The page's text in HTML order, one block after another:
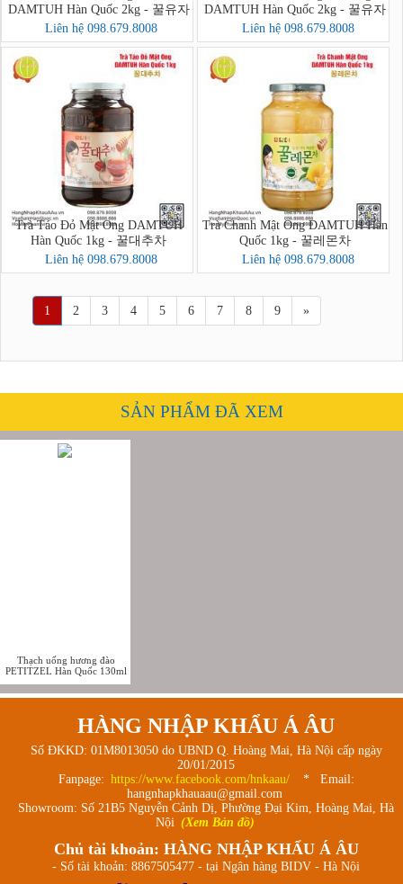
DAMTUH Hàn Quốc 2kg - 꿀유자
차A
Liên hệ 098.679.8008
DAMTUH Hàn Quốc 2kg - 꿀유자
차
Liên hệ 098.679.8008
Trà Táo Đỏ Mật Ong DAMTUH
Hàn Quốc 1kg - 꿀대추차
Liên hệ 098.679.8008
Trà Chanh Mật Ong DAMTUH Hàn
Quốc 1kg - 꿀레몬차
Liên hệ 098.679.8008
1 2 3 4 5 6 7 8 9 »
SẢN PHẨM ĐÃ XEM
Thạch uống hương đào
PETITZEL Hàn Quốc 130ml
HÀNG NHẬP KHẨU Á ÂU
Số ĐKKD: 01M8013050 do UBND Q. Hoàng Mai, Hà Nội cấp ngày
20/01/2015
Fanpage: https://www.facebook.com/hnkaau/
* Email:
hangnhapkhauaau@gmail.com
Showroom: Số 21B5 Nguyễn Cảnh Dị, Phường Đại Kim, Hoàng Mai, Hà
Nội (Xem Bản đồ)
Chủ tài khoản: HÀNG NHẬP KHẨU Á ÂU
- Số tài khoản: 8867505477 - tại Ngân hàng BIDV - Hà Nội